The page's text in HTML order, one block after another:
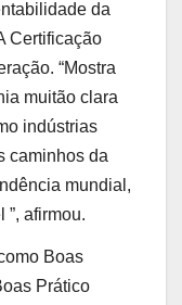
da
Certificação
“Mostra
muitão clara
indústrias
caminhos da
mundial,
afirmou.
Boas
Prático